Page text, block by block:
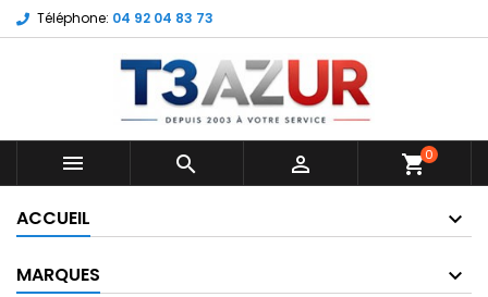
Téléphone: 04 92 04 83 73
   shopping_cart0
ACCUEIL
MARQUES